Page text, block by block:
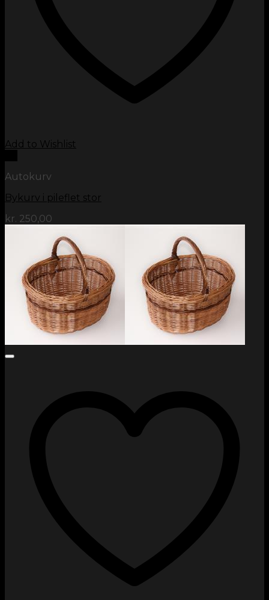
Add to Wishlist
Autokurv
Bykurv i pileflet stor
kr. 250,00